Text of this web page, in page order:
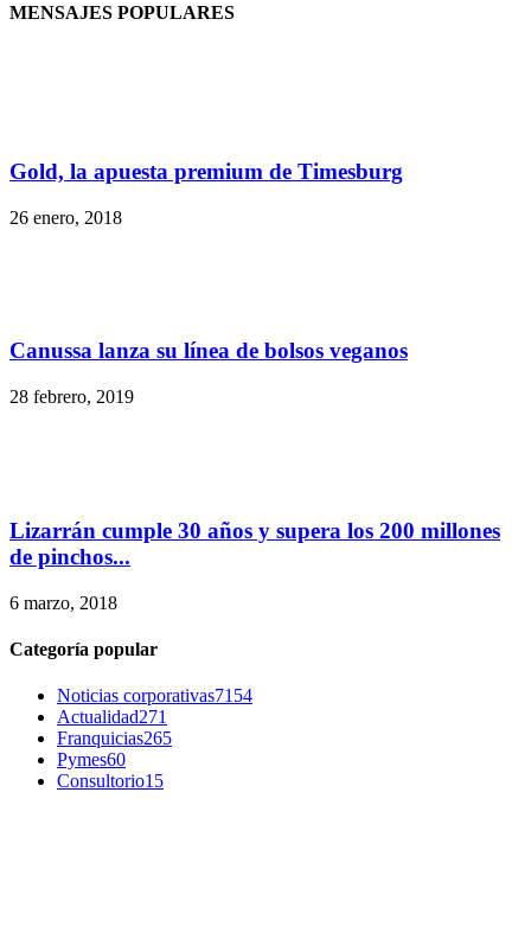
MENSAJES POPULARES
Gold, la apuesta premium de Timesburg
26 enero, 2018
Canussa lanza su línea de bolsos veganos
28 febrero, 2019
Lizarrán cumple 30 años y supera los 200 millones
de pinchos...
6 marzo, 2018
Categoría popular
Noticias corporativas7154
Actualidad271
Franquicias265
Pymes60
Consultorio15